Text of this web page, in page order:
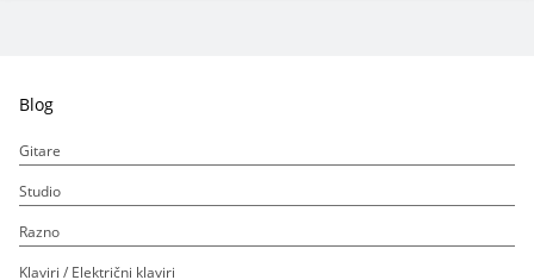
Blog
Gitare
Studio
Razno
Klaviri / Električni klaviri